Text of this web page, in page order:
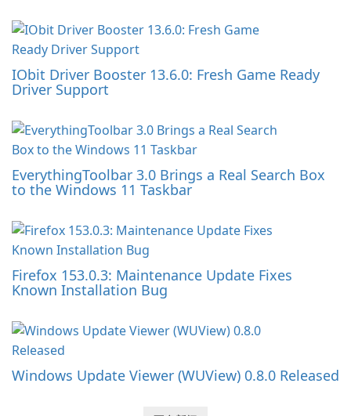
IObit Driver Booster 13.6.0: Fresh Game Ready
Driver Support
EverythingToolbar 3.0 Brings a Real Search Box
to the Windows 11 Taskbar
Firefox 153.0.3: Maintenance Update Fixes
Known Installation Bug
Windows Update Viewer (WUView) 0.8.0 Released